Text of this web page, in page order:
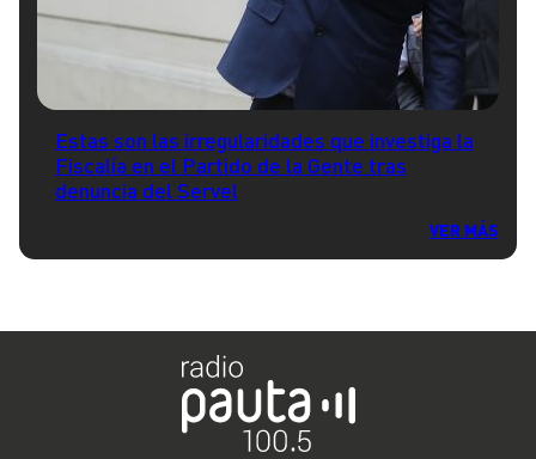
Estas son las irregularidades que investiga la
Fiscalía en el Partido de la Gente tras
denuncia del Servel
VER MÁS